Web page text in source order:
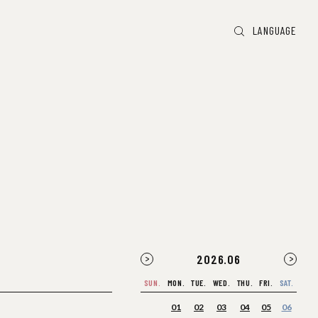
LANGUAGE
2026.06
SUN. MON. TUE. WED. THU. FRI. SAT.
01 02 03 04 05
06